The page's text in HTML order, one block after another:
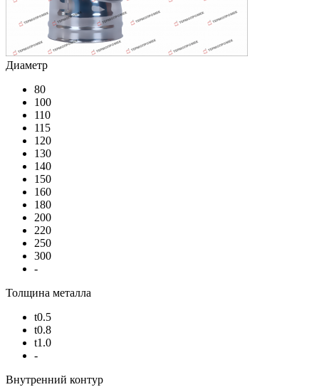
Диаметр
80
100
110
115
120
130
140
150
160
180
200
220
250
300
-
Толщина металла
t0.5
t0.8
t1.0
-
Внутренний контур